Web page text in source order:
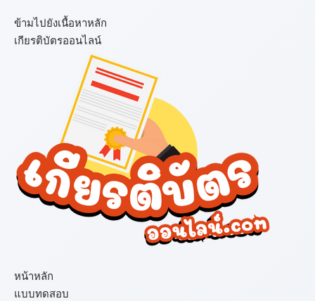
ข้ามไปยังเนื้อหาหลัก
เกียรติบัตรออนไลน์
หน้าหลัก
แบบทดสอบ